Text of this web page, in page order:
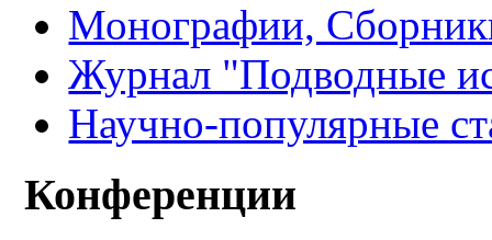
Монографии,
Журнал "Подводные
Научно-популярные
Конференции